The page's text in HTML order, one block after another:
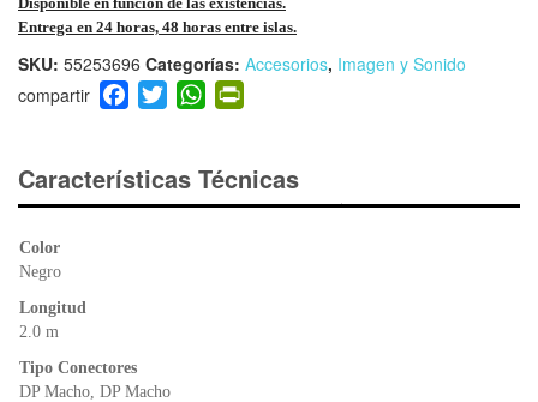
Entrega en 24 horas, 48 horas entre islas.
SKU: 55253696 Categorías: Accesorios, Imagen y Sonido
F
a
e
b
T
wi
er
W
h
s
A
ri
e
Características Técnicas
Color
Negro
Longitud
2.0 m
Tipo Conectores
DP Macho, DP Macho